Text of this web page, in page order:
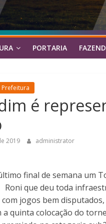
PORTARIA
Prefeitura
é
2019 administrator
final de semana um
Roni que deu toda
jogos bem
a quinta colocação do